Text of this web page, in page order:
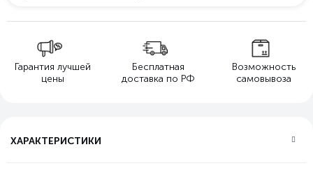
Гарантия лучшей
цены
Бесплатная
доставка по РФ
Возможность
самовывоза
ХАРАКТЕРИСТИКИ